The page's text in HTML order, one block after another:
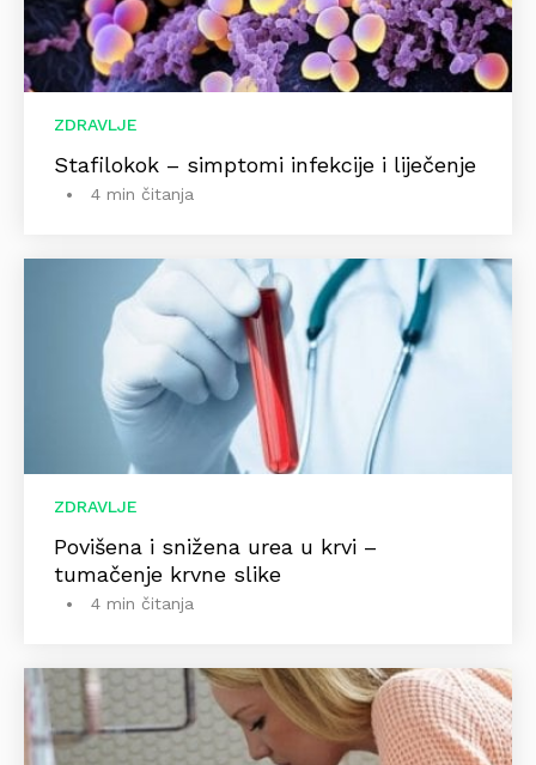
ZDRAVLJE
Stafilokok – simptomi infekcije i liječenje
4 min čitanja
ZDRAVLJE
Povišena i snižena urea u krvi –
tumačenje krvne slike
4 min čitanja